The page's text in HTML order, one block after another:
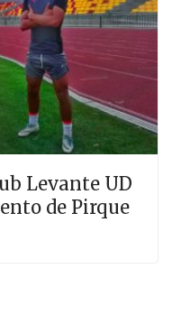
Levante UD
de Pirque